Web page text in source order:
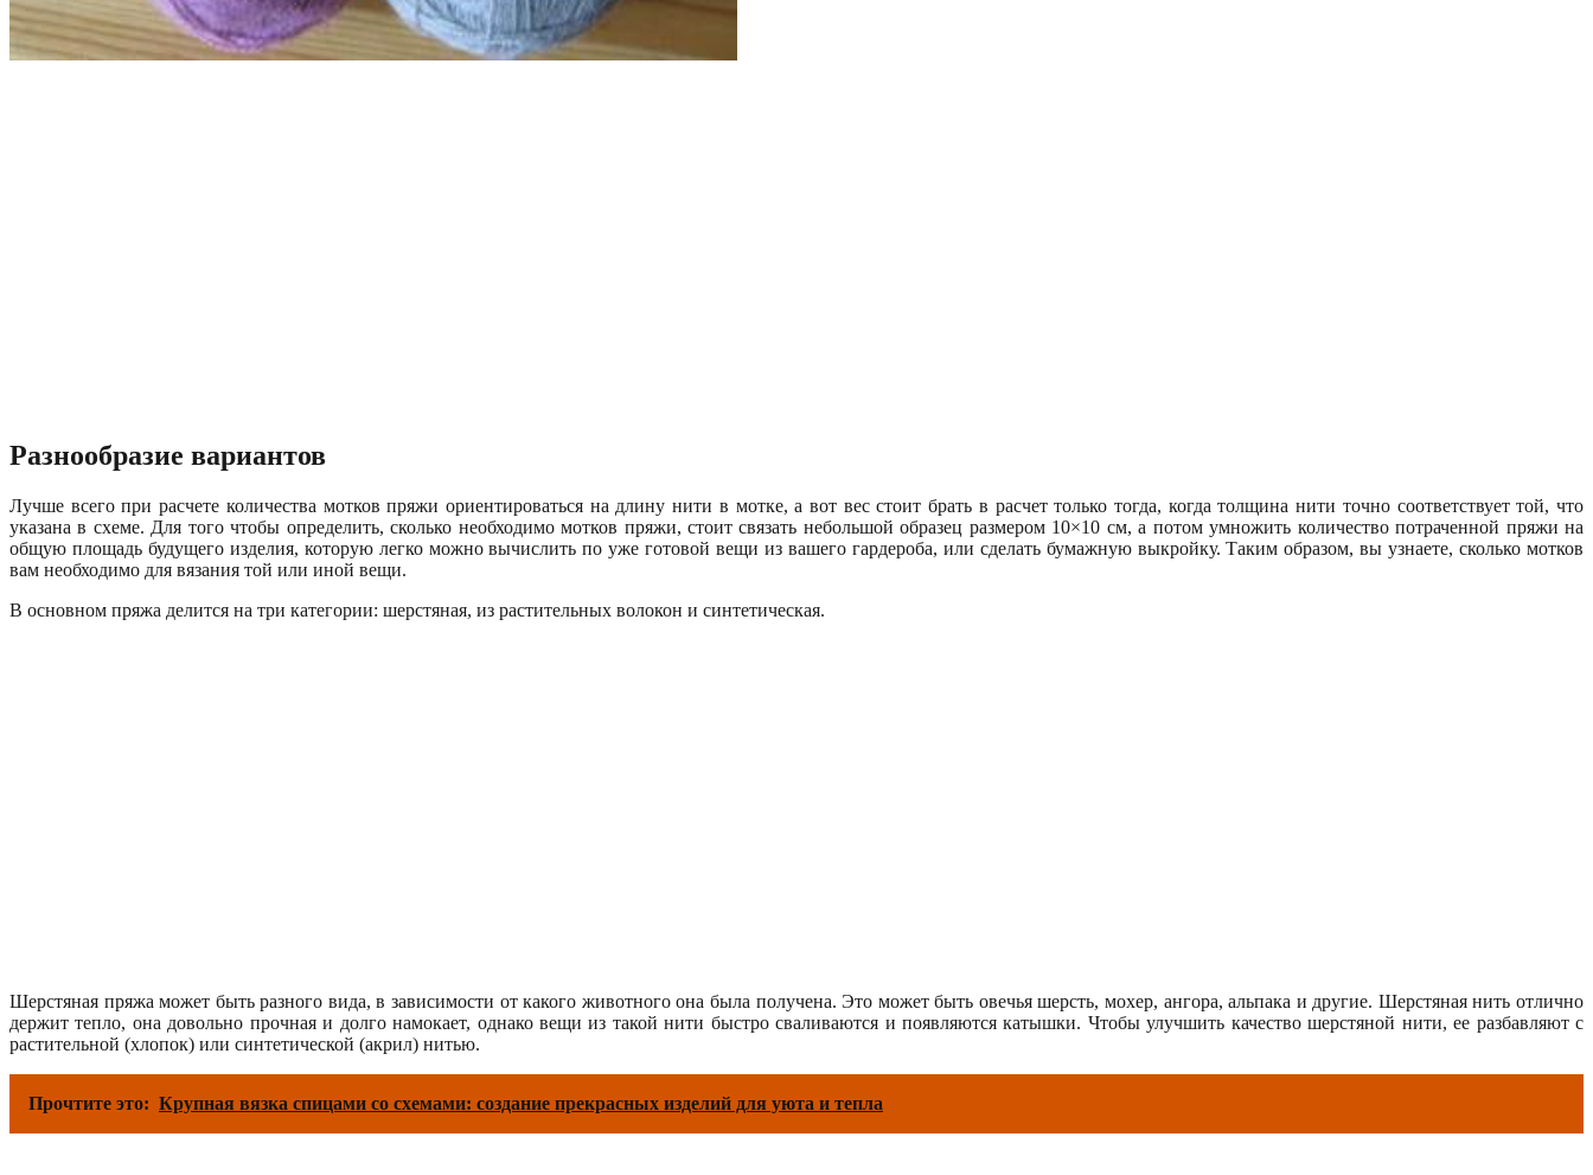
Разнообразие вариантов
Лучше всего при расчете количества мотков пряжи ориентироваться на длину нити в мотке, а вот вес стоит брать в расчет только тогда, когда толщина нити точно соответствует той, что
указана в схеме. Для того чтобы определить, сколько необходимо мотков пряжи, стоит связать небольшой образец размером 10×10 см, а потом умножить количество потраченной пряжи на
общую площадь будущего изделия, которую легко можно вычислить по уже готовой вещи из вашего гардероба, или сделать бумажную выкройку. Таким образом, вы узнаете, сколько мотков
вам необходимо для вязания той или иной вещи.
В основном пряжа делится на три категории: шерстяная, из растительных волокон и синтетическая.
Шерстяная пряжа может быть разного вида, в зависимости от какого животного она была получена. Это может быть овечья шерсть, мохер, ангора, альпака и другие. Шерстяная нить отлично
держит тепло, она довольно прочная и долго намокает, однако вещи из такой нити быстро сваливаются и появляются катышки. Чтобы улучшить качество шерстяной нити, ее разбавляют с
растительной (хлопок) или синтетической (акрил) нитью.
Прочтите это: Крупная вязка спицами со схемами: создание прекрасных изделий для уюта и тепла